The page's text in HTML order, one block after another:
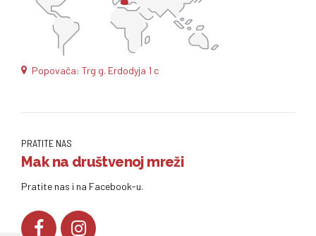
Popovača: Trg g. Erdodyja 1 c
PRATITE NAS
Mak na društvenoj mreži
Pratite nas i na Facebook-u.